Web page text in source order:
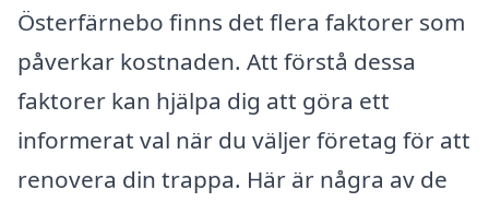
Österfärnebo finns det flera faktorer som
påverkar kostnaden. Att förstå dessa
faktorer kan hjälpa dig att göra ett
informerat val när du väljer företag för att
renovera din trappa. Här är några av de